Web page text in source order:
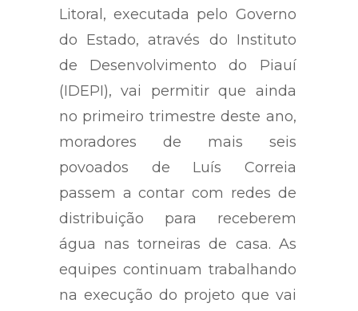
Litoral, executada pelo Governo
do Estado, através do Instituto
de Desenvolvimento do Piauí
(IDEPI), vai permitir que ainda
no primeiro trimestre deste ano,
moradores de mais seis
povoados de Luís Correia
passem a contar com redes de
distribuição para receberem
água nas torneiras de casa. As
equipes continuam trabalhando
na execução do projeto que vai